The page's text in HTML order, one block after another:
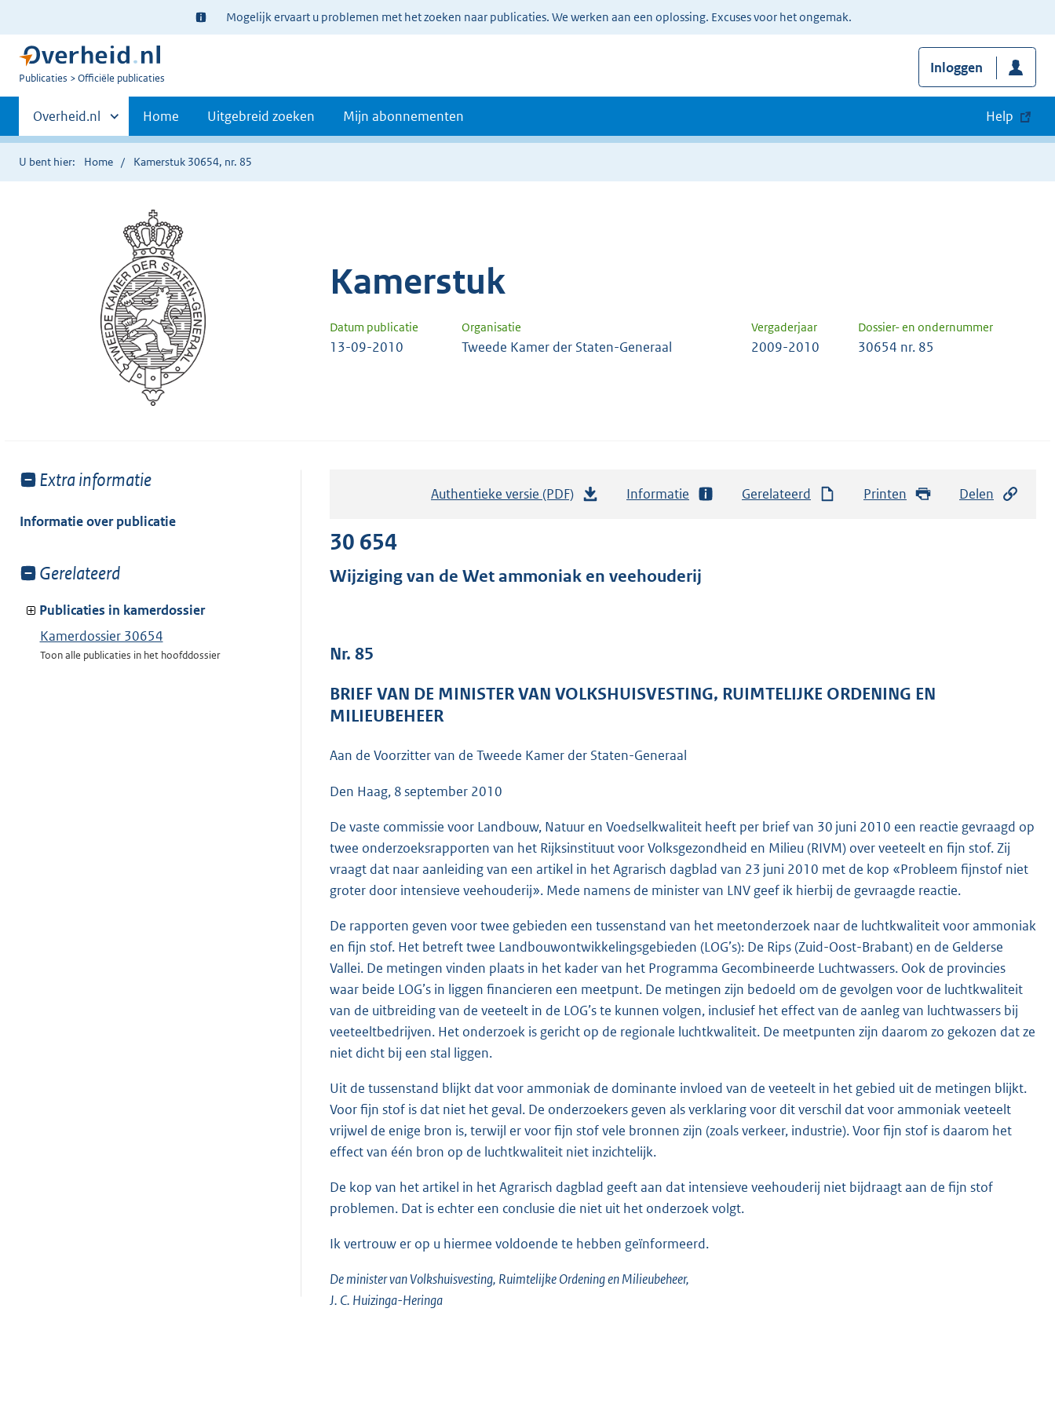
Ter
informatie:
Mogelijk ervaart u problemen met het zoeken naar publicaties. We werken aan een oplossing. Excuses voor het ongemak.
U
Publicaties Officiële publicaties
Inloggen
Primaire
navigatie
Andere
sites
binnen
Overheid.nl Home Uitgebreid zoeken Mijn abonnementen Help
U bent hier: Home Kamerstuk 30654, nr. 85
Kamerstuk
Datum publicatie Organisatie Vergaderjaar Dossier- en ondernummer
13-09-2010 Tweede Kamer der Staten-Generaal 2009-2010 30654 nr. 85
Toon
van:
Extra informatie
Informatie over publicatie
Toon
van:
Gerelateerd
Publicaties in kamerdossier
Kamerdossier 30654
Toon alle publicaties in het hoofddossier
Authentieke versie (PDF)
a
r
t
4
1
K
b
Informatie Gerelateerd Printen Delen
30 654
Wijziging van de Wet ammoniak en veehouderij
Nr. 85
BRIEF VAN DE MINISTER VAN VOLKSHUISVESTING, RUIMTELIJKE ORDENING EN
MILIEUBEHEER
Aan de Voorzitter van de Tweede Kamer der Staten-Generaal
Den Haag, 8 september 2010
De vaste commissie voor Landbouw, Natuur en Voedselkwaliteit heeft per brief van 30 juni 2010 een reactie gevraagd op
twee onderzoeksrapporten van het Rijksinstituut voor Volksgezondheid en Milieu (RIVM) over veeteelt en fijn stof. Zij
vraagt dat naar aanleiding van een artikel in het Agrarisch dagblad van 23 juni 2010 met de kop «Probleem fijnstof niet
groter door intensieve veehouderij». Mede namens de minister van LNV geef ik hierbij de gevraagde reactie.
De rapporten geven voor twee gebieden een tussenstand van het meetonderzoek naar de luchtkwaliteit voor ammoniak
en fijn stof. Het betreft twee Landbouwontwikkelingsgebieden (LOG’s): De Rips (Zuid-Oost-Brabant) en de Gelderse
Vallei. De metingen vinden plaats in het kader van het Programma Gecombineerde Luchtwassers. Ook de provincies
waar beide LOG’s in liggen financieren een meetpunt. De metingen zijn bedoeld om de gevolgen voor de luchtkwaliteit
van de uitbreiding van de veeteelt in de LOG’s te kunnen volgen, inclusief het effect van de aanleg van luchtwassers bij
veeteeltbedrijven. Het onderzoek is gericht op de regionale luchtkwaliteit. De meetpunten zijn daarom zo gekozen dat ze
niet dicht bij een stal liggen.
Uit de tussenstand blijkt dat voor ammoniak de dominante invloed van de veeteelt in het gebied uit de metingen blijkt.
Voor fijn stof is dat niet het geval. De onderzoekers geven als verklaring voor dit verschil dat voor ammoniak veeteelt
vrijwel de enige bron is, terwijl er voor fijn stof vele bronnen zijn (zoals verkeer, industrie). Voor fijn stof is daarom het
effect van één bron op de luchtkwaliteit niet inzichtelijk.
De kop van het artikel in het Agrarisch dagblad geeft aan dat intensieve veehouderij niet bijdraagt aan de fijn stof
problemen. Dat is echter een conclusie die niet uit het onderzoek volgt.
Ik vertrouw er op u hiermee voldoende te hebben geïnformeerd.
De minister van Volkshuisvesting, Ruimtelijke Ordening en Milieubeheer,
J. C. Huizinga-Heringa